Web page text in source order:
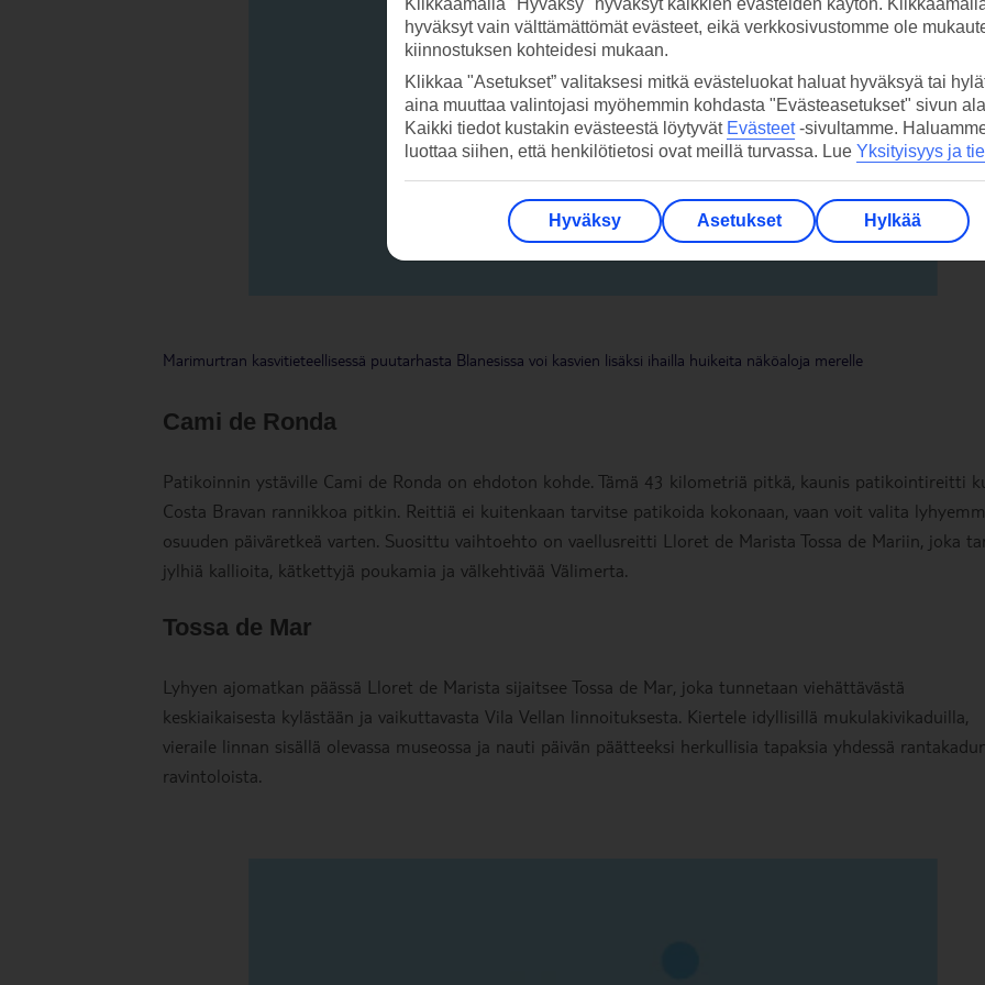
Marimurtran kasvitieteellisessä puutarhasta Blanesissa voi kasvien lisäksi ihailla huikeita näköaloja merelle
Cami de Ronda
Patikoinnin ystäville Cami de Ronda on ehdoton kohde. Tämä 43 kilometriä pitkä, kaunis patikointireitti
Costa Bravan rannikkoa pitkin. Reittiä ei kuitenkaan tarvitse patikoida kokonaan, vaan voit valita
osuuden päiväretkeä varten. Suosittu vaihtoehto on vaellusreitti Lloret de Marista Tossa de Mariin, joka
jylhiä kallioita, kätkettyjä poukamia ja välkehtivää Välimerta.
Tossa de Mar
Lyhyen ajomatkan päässä Lloret de Marista sijaitsee Tossa de Mar, joka tunnetaan viehättävästä
keskiaikaisesta kylästään ja vaikuttavasta Vila Vellan linnoituksesta. Kiertele idyllisillä mukulakivikaduilla,
vieraile linnan sisällä olevassa museossa ja nauti päivän päätteeksi herkullisia tapaksia yhdessä
ravintoloista.
hyväksyt vain välttämättömät evästeet, eikä verkkosivustomme ole
kiinnostuksen kohteidesi mukaan.
Klikkaa "Asetukset” valitaksesi mitkä evästeluokat haluat hyväksyä tai
aina muuttaa valintojasi myöhemmin kohdasta "Evästeasetukset" sivun
Kaikki tiedot kustakin evästeestä löytyvät Evästeet-sivultamme.
luottaa siihen, että henkilötietosi ovat meillä turvassa. Lue Yksityisyys ja
Hyväksy Asetukset Hylkää